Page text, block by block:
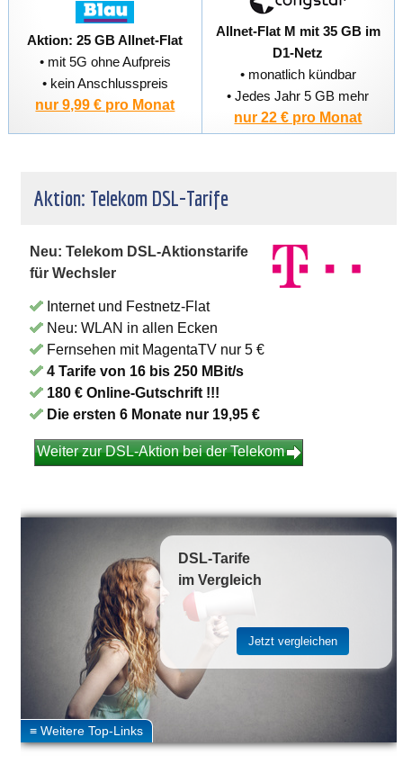
Aktion: 25 GB Allnet-Flat
• mit 5G ohne Aufpreis
• kein Anschlusspreis
nur 9,99 € pro Monat
Allnet-Flat M mit 35 GB im
D1-Netz
• monatlich kündbar
• Jedes Jahr 5 GB mehr
nur 22 € pro Monat
Aktion: Telekom DSL-Tarife
Neu: Telekom DSL-Aktionstarife
für Wechsler
Internet und Festnetz-Flat
Neu: WLAN in allen Ecken
Fernsehen mit MagentaTV nur 5 €
4 Tarife von 16 bis 250 MBit/s
180 € Online-Gutschrift !!!
Die ersten 6 Monate nur 19,95 €
Weiter zur DSL-Aktion bei der Telekom
DSL-Tarife
im Vergleich